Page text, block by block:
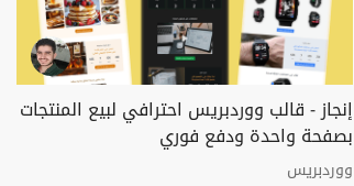
إنجاز - قالب ووردبريس احترافي لبيع المنتجات
بصفحة واحدة ودفع فوري
ووردبريس